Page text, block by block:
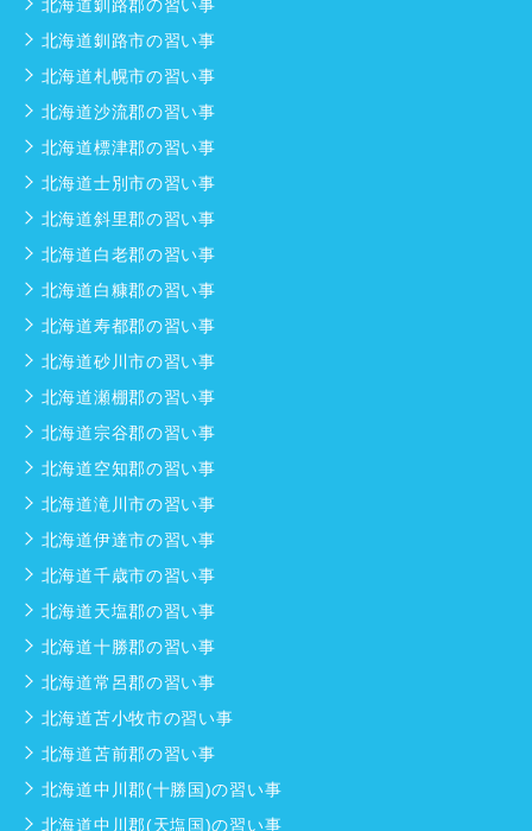
北海道釧路郡の習い事
北海道釧路市の習い事
北海道札幌市の習い事
北海道沙流郡の習い事
北海道標津郡の習い事
北海道士別市の習い事
北海道斜里郡の習い事
北海道白老郡の習い事
北海道白糠郡の習い事
北海道寿都郡の習い事
北海道砂川市の習い事
北海道瀬棚郡の習い事
北海道宗谷郡の習い事
北海道空知郡の習い事
北海道滝川市の習い事
北海道伊達市の習い事
北海道千歳市の習い事
北海道天塩郡の習い事
北海道十勝郡の習い事
北海道常呂郡の習い事
北海道苫小牧市の習い事
北海道苫前郡の習い事
北海道中川郡(十勝国)の習い事
北海道中川郡(天塩国)の習い事